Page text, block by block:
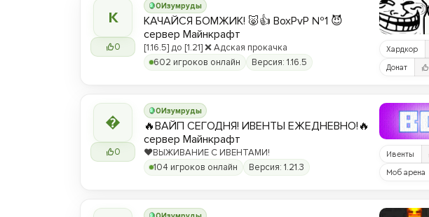
К
0
0Изумруды
КАЧАЙСЯ БОМЖИК! 🐷👍 BoxPvP №1 😈
сервер Майнкрафт
[1.16.5] до [1.21] ❌ Адская прокачка
602 игроков онлайн
Версия: 1.16.5
Хардкор
Донат

0
0Изумруды
🔥ВАЙП СЕГОДНЯ! ИВЕНТЫ ЕЖЕДНЕВНО!🔥
сервер Майнкрафт
❤️ВЫЖИВАНИЕ С ИВЕНТАМИ!
104 игроков онлайн
Версия: 1.21.3
Ивенты
Моб арена